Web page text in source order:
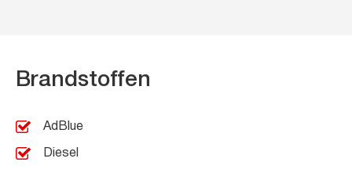
Brandstoffen
AdBlue
Diesel